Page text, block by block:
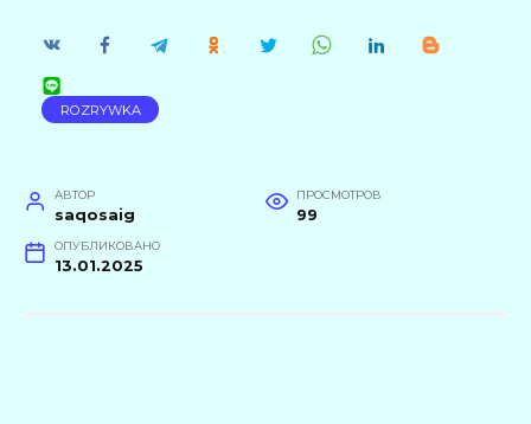
ROZRYWKA
АВТОР
saqosaig
ПРОСМОТРОВ
99
ОПУБЛИКОВАНО
13.01.2025